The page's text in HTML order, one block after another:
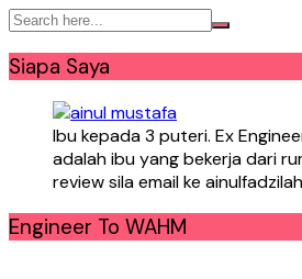
Siapa Saya
Ibu kepada 3 puteri. Ex
adalah ibu yang bekerja dari
review sila email ke
Engineer To WAHM